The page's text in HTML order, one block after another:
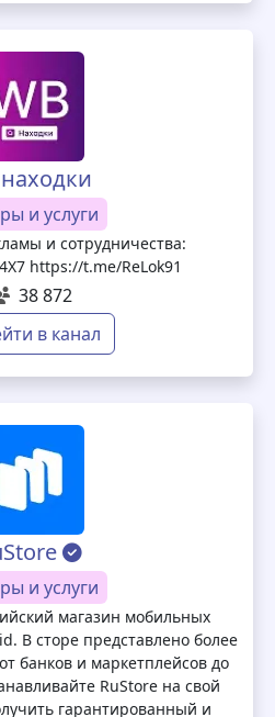
и услуги
и сотрудничества:
https://t.me/ReLok91
38 872
в канал
и услуги
магазин мобильных
В сторе представлено более
банков и маркетплейсов до
RuStore на свой
гарантированный и